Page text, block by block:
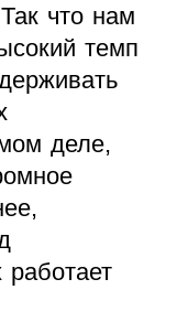
что нам
темп
деле,